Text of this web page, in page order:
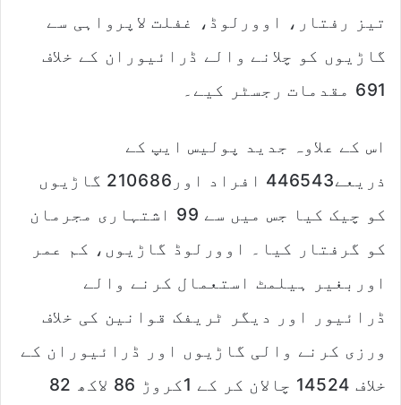
تیز رفتار، اوورلوڈ، غفلت لاپرواہی سے
گاڑیوں کو چلانے والے ڈرائیوران کے خلاف
691 مقدمات رجسٹر کیے۔
اس کے علاوہ جدید پولیس ایپ کے
ذریعے446543 افراد اور210686 گاڑیوں
کو چیک کیا جس میں سے 99 اشتہاری مجرمان
کو گرفتار کیا۔ اوورلوڈ گاڑیوں، کم عمر
اوربغیر ہیلمٹ استعمال کرنے والے
ڈرائیور اور دیگر ٹریفک قوانین کی خلاف
ورزی کرنے والی گاڑیوں اور ڈرائیوران کے
خلاف 14524 چالان کر کے 1کروڑ 86 لاکھ 82